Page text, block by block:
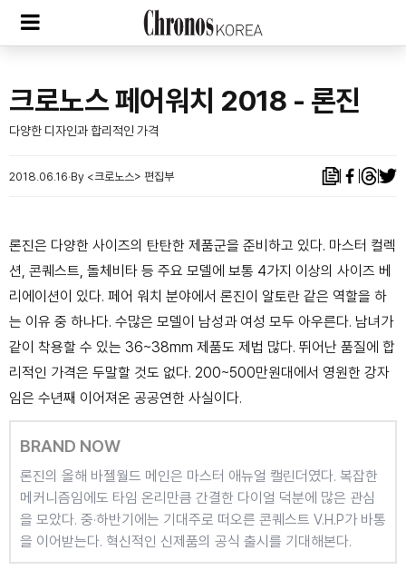
크로노스 페어워치 2018 - 론진
다양한 디자인과 합리적인 가격
2018.06.16 By <크로노스> 편집부
론진은 다양한 사이즈의 탄탄한 제품군을 준비하고 있다. 마스터 컬렉
션, 콘퀘스트, 돌체비타 등 주요 모델에 보통 4가지 이상의 사이즈 베
리에이션이 있다. 페어 워치 분야에서 론진이 알토란 같은 역할을 하
는 이유 중 하나다. 수많은 모델이 남성과 여성 모두 아우른다. 남녀가
같이 착용할 수 있는 36~38mm 제품도 제법 많다. 뛰어난 품질에 합
리적인 가격은 두말할 것도 없다. 200~500만원대에서 영원한 강자
임은 수년째 이어져온 공공연한 사실이다.
BRAND NOW
론진의 올해 바젤월드 메인은 마스터 애뉴얼 캘린더였다. 복잡한
메커니즘임에도 타임 온리만큼 간결한 다이얼 덕분에 많은 관심
을 모았다. 중·하반기에는 기대주로 떠오른 콘퀘스트 V.H.P가 바통
을 이어받는다. 혁신적인 신제품의 공식 출시를 기대해본다.